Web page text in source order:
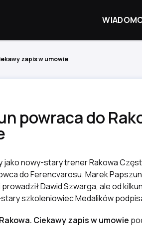
zapis w umowie
powraca do
nowy-stary trener Rakowa
do Ferencvarosu. Marek
Dawid Szwarga, ale od
szkoleniowiec Medalików
Ciekawy zapis w umowie